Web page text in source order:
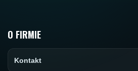
O FIRMIE
Kontakt